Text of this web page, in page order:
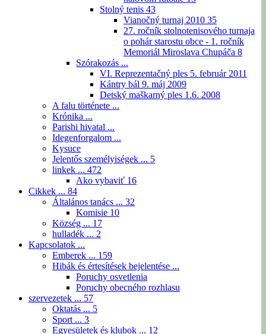
Stolný tenis 43
Vianočný turnaj 2010 35
27. ročník stolnotenisového turnaja
o pohár starostu obce - 1. ročník
Memoriál Miroslava Chupáča 8
Szórakozás ...
VI. Reprezentačný ples 5. február 2011
Kántry bál 9. máj 2009
Detský maškarný ples 1.6. 2008
A falu története ...
Krónika ...
Parishi hivatal ...
Idegenforgalom ...
Kysuce
Jelentős személyiségek ... 5
linkek ... 472
Ako vybaviť 16
Cikkek ... 84
Általános tanács ... 32
Komisie 10
Község ... 17
hulladék ... 2
Kapcsolatok ...
Emberek ... 159
Hibák és értesítések bejelentése ...
Poruchy osvetlenia
Poruchy obecného rozhlasu
szervezetek ... 57
Oktatás ... 5
Sport ... 3
Egyesületek és klubok ... 12